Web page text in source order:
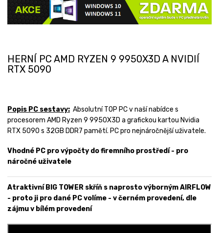
HERNÍ PC AMD RYZEN 9 9950X3D A NVIDIÍ
RTX 5090
Popis PC sestavy: Absolutní TOP PC v naší nabídce s
procesorem AMD Ryzen 9 9950X3D a grafickou kartou Nvidia
RTX 5090 s 32GB DDR7 pamětí. PC pro nejnáročnější uživatele.
Vhodné PC pro výpočty do firemního prostředí - pro
náročné uživatele
Atraktivní BIG TOWER skříň s naprosto výborným AIRFLOW
- proto ji pro dané PC volíme - v černém provedení, dle
zájmu v bílém provedení